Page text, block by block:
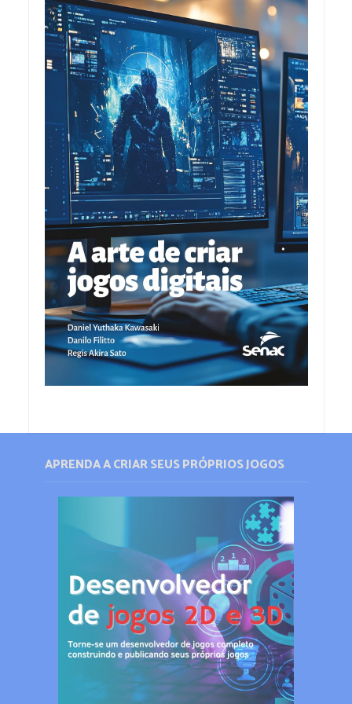
APRENDA A CRIAR SEUS PRÓPRIOS JOGOS